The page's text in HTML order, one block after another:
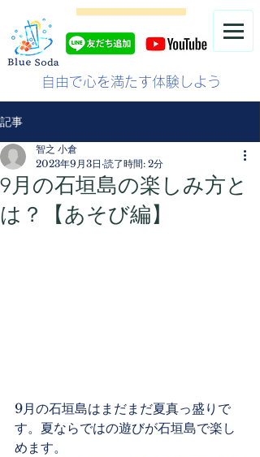
自由で心を満たす体験しよう
記事
9月の石垣島の楽しみ方と
は？【あそび編】
智之 小倉
2023年9月3日 読了時間: 2分
9月の石垣島はまだまだ夏真っ盛りで
す。夏ならではの遊びが石垣島で楽し
めます。